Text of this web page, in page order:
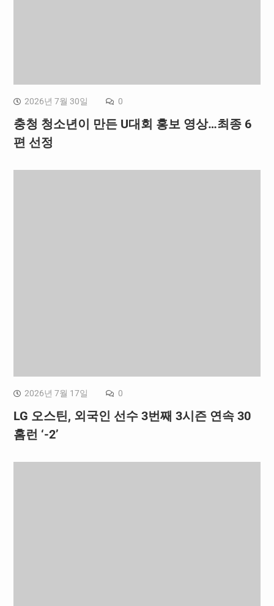
2026년 7월 30일 0
충청 청소년이 만든 U대회 홍보 영상…최종 6
편 선정
2026년 7월 17일 0
LG 오스틴, 외국인 선수 3번째 3시즌 연속 30
홈런 ‘-2’